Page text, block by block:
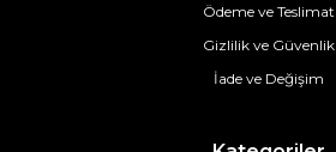
Ödeme ve Teslimat
Gizlilik ve Güvenlik
İade ve Değişim